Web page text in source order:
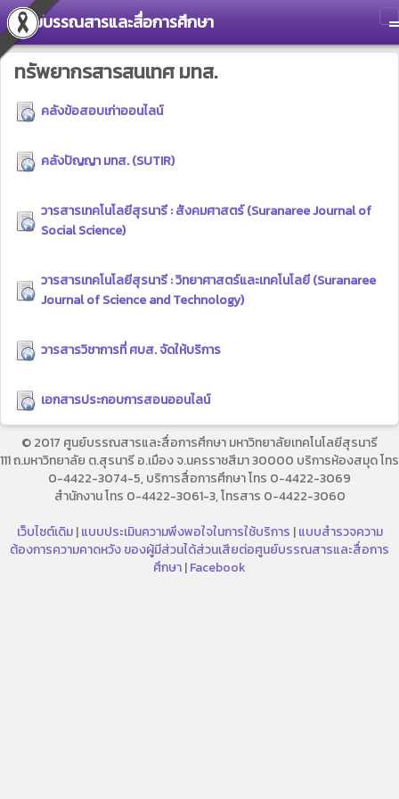
ศูนย์บรรณสารและสื่อการศึกษา
ทรัพยากรสารสนเทศ มทส.
คลังข้อสอบเก่าออนไลน์
คลังปัญญา มทส. (SUTIR)
วารสารเทคโนโลยีสุรนารี : สังคมศาสตร์ (Suranaree Journal of
Social Science)
วารสารเทคโนโลยีสุรนารี : วิทยาศาสตร์และเทคโนโลยี (Suranaree
Journal of Science and Technology)
วารสารวิชาการที่ ศบส. จัดให้บริการ
เอกสารประกอบการสอนออนไลน์
© 2017 ศูนย์บรรณสารและสื่อการศึกษา มหาวิทยาลัยเทคโนโลยีสุรนารี
111 ถ.มหาวิทยาลัย ต.สุรนารี อ.เมือง จ.นครราชสีมา 30000 บริการห้องสมุด โทร
0-4422-3074-5, บริการสื่อการศึกษา โทร 0-4422-3069
สำนักงาน โทร 0-4422-3061-3, โทรสาร 0-4422-3060
เว็บไซต์เดิม|แบบประเมินความพึงพอใจในการใช้บริการ |แบบสำรวจความ
ต้องการความคาดหวัง ของผู้มีส่วนได้ส่วนเสียต่อศูนย์บรรณสารและสื่อการ
ศึกษา|Facebook